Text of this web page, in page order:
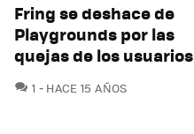
Fring se deshace de
Playgrounds por las
quejas de los usuarios
1 COMENTARIOS
HACE 15 AÑOS